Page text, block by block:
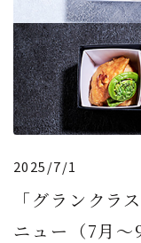
2025/7/1
「グランクラ
ニュー（7月〜